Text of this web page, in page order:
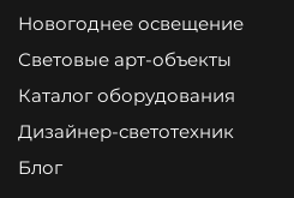
Новогоднее освещение
Световые арт-объекты
Каталог оборудования
Дизайнер-светотехник
Блог